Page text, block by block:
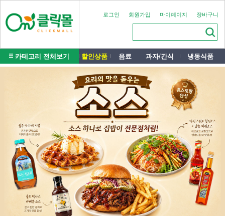
로그인 회원가입 마이페이지 장바구니
카테고리 전체보기 할인상품 음료 과자/간식 냉동식품